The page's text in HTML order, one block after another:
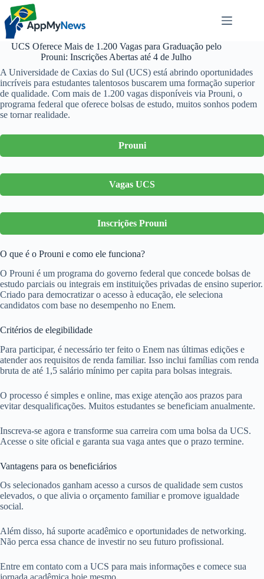
Pular
para
conteúdo
UCS Oferece Mais de 1.200 Vagas para Graduação pelo
Prouni: Inscrições Abertas até 4 de Julho
A Universidade de Caxias do Sul (UCS) está abrindo oportunidades
incríveis para estudantes talentosos buscarem uma formação superior
de qualidade. Com mais de 1.200 vagas disponíveis via Prouni, o
programa federal que oferece bolsas de estudo, muitos sonhos podem
se tornar realidade.
Prouni
Vagas UCS
Inscrições Prouni
O que é o Prouni e como ele funciona?
O Prouni é um programa do governo federal que concede bolsas de
estudo parciais ou integrais em instituições privadas de ensino superior.
Criado para democratizar o acesso à educação, ele seleciona
candidatos com base no desempenho no Enem.
Critérios de elegibilidade
Para participar, é necessário ter feito o Enem nas últimas edições e
atender aos requisitos de renda familiar. Isso inclui famílias com renda
bruta de até 1,5 salário mínimo per capita para bolsas integrais.
O processo é simples e online, mas exige atenção aos prazos para
evitar desqualificações. Muitos estudantes se beneficiam anualmente.
Inscreva-se agora e transforme sua carreira com uma bolsa da UCS.
Acesse o site oficial e garanta sua vaga antes que o prazo termine.
Vantagens para os beneficiários
Os selecionados ganham acesso a cursos de qualidade sem custos
elevados, o que alivia o orçamento familiar e promove igualdade
social.
Além disso, há suporte acadêmico e oportunidades de networking.
Não perca essa chance de investir no seu futuro profissional.
Entre em contato com a UCS para mais informações e comece sua